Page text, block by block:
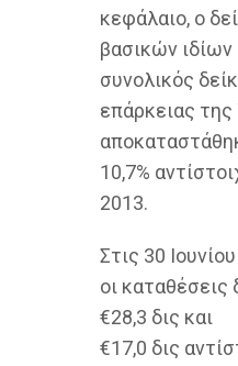
κεφάλαιο, ο
βασικών
συνολικός
επάρκειας
10,7%
2013.
Στις 30
οι
€28,3 δις και
€17,0 δις